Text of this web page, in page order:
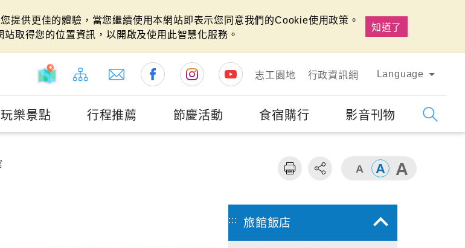
提供更佳的體驗，當您繼續使用本網站即表示您同意我們的Cookie使用政策。
取得您的位置資訊，以開啟及使用此智慧化服務。
知道了
志工園地
行政資訊網 Language
玩樂景點 行程推薦 節慶活動 食宿購行 影音刊物
::: 旅館飯店